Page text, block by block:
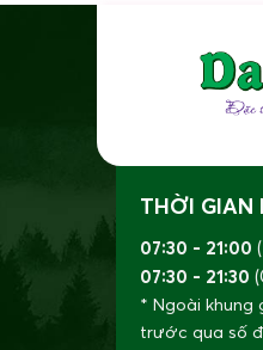
THỜI GIAN
07:30 - 21:00
07:30 - 21:30
* Ngoài khung
trước qua số